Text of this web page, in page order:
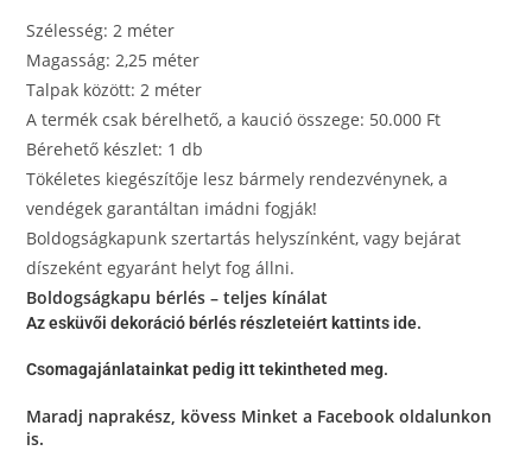
Szélesség: 2 méter
Magasság: 2,25 méter
Talpak között: 2 méter
A termék csak bérelhető, a kaució összege: 50.000 Ft
Bérehető készlet: 1 db
Tökéletes kiegészítője lesz bármely rendezvénynek, a
vendégek garantáltan imádni fogják!
Boldogságkapunk szertartás helyszínként, vagy bejárat
díszeként egyaránt helyt fog állni.
Boldogságkapu bérlés – teljes kínálat
Az esküvői dekoráció bérlés részleteiért kattints ide.
Csomagajánlatainkat pedig itt tekintheted meg.
Maradj naprakész, kövess Minket a Facebook oldalunkon
is.